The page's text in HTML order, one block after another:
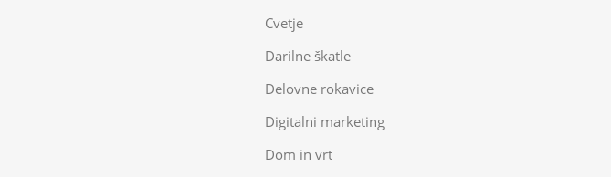
Cvetje
Darilne škatle
Delovne rokavice
Digitalni marketing
Dom in vrt